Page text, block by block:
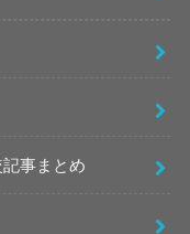
記事まとめ